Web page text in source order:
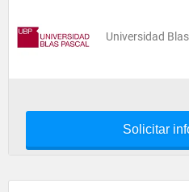
Universidad
Solicitar